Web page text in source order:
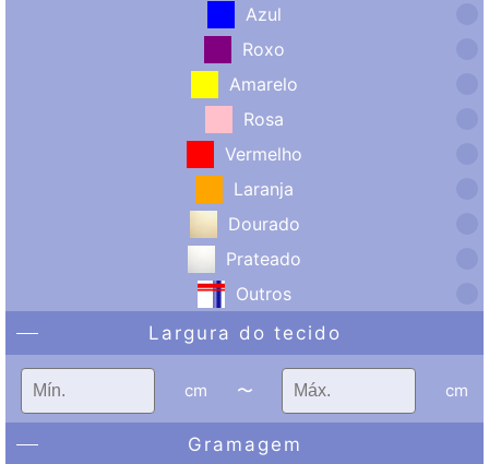
Azul
Roxo
Amarelo
Rosa
Vermelho
Laranja
Dourado
Prateado
Outros
Largura do tecido
cm 〜 cm
Gramagem